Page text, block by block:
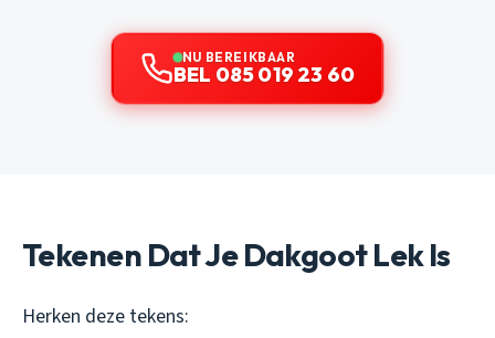
NU BEREIKBAAR
BEL 085 019 23 60
Tekenen Dat Je Dakgoot Lek Is
Herken deze tekens: